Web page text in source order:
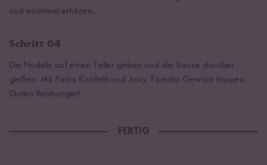
und nochmal erhitzen.
Schritt 04
Die Nudeln auf einen Teller geben und die Sauce darüber
gießen. Mit Pasta Konfetti und Juicy Tomato Gewürz toppen.
Guten Reishunger!
FERTIG